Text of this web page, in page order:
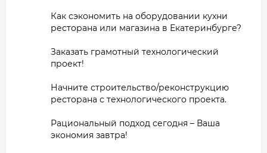
Как сэкономить на оборудовании кухни
ресторана или магазина в Екатеринбурге?
Заказать грамотный технологический
проект!
Начните строительство/реконструкцию
ресторана с технологического проекта.
Рациональный подход сегодня – Ваша
экономия завтра!